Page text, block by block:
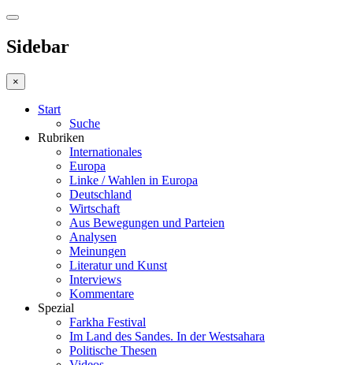
Sidebar
×
Start
Suche
Rubriken
Internationales
Europa
Linke / Wahlen in Europa
Deutschland
Wirtschaft
Aus Bewegungen und Parteien
Analysen
Meinungen
Literatur und Kunst
Interviews
Kommentare
Spezial
Farkha Festival
Im Land des Sandes. In der Westsahara
Politische Thesen